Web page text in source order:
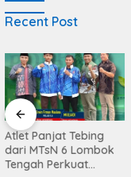
Recent Post
Atlet Panjat Tebing
dari MTsN 6 Lombok
Tengah Perkuat